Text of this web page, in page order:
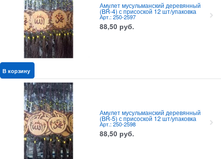
Амулет мусульманский деревянный
(BR-4) с присоской 12 шт/упаковка
Арт.: 250-2597
88,50 руб.
В корзину
Амулет мусульманский деревянный
(BR-5) с присоской 12 шт/упаковка
Арт.: 250-2598
88,50 руб.